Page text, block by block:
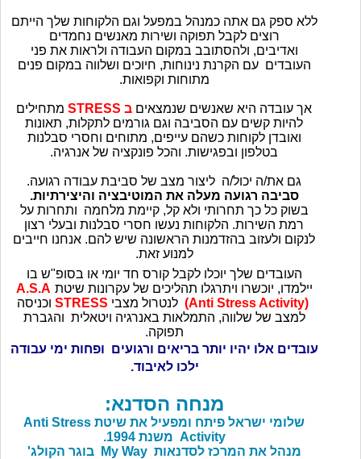
ללא ספק גם אתה כמנהל במפעל וגם הלקוחות שלך הייתם
רוצים לקבל תפוקה ושירות מאנשים נחמדים
ואדיבים, ולהסתובב במקום העבודה ולראות את פני
העובדים עם הקרנת נינוחות, חיוכים ושלווה במקום פנים
מתוחות וקפואות.
אך עובדה היא שאנשים שנמצאים ב STRESSמתחילים
להיות קשים עם הסביבה וגם גורמים לתקלות, תאונות
ואובדן לקוחות כשהם עייפים, מתוחים וחסרי סבלנות
בטלפון ובפגישות. והכל פונקציה של אנרגיה.
גם את/ה יכול/ה ליצור מצב של סביבת עבודה רגועה.
סביבה רגועה מעלה את המוטיבציה והיצירתיות.
בשוק כל כך תחרותי ולא קל, קיימת מלחמה ותחרות על
רמת השירות. הלקוחות נעשו חסרי סבלנות ובעלי רצון
לנקום ולעזוב בהזדמנות הראשונה שיש להם. אנחנו חייבים
למנוע זאת.
העובדים שלך יוכלו לקבל קורס חד יומי או בסופ"ש בו
יילמדו, יוכשרו ויתרגלו תהליכים של עקרונות שיטת
A.S.A
(Anti Stress Activity)לנטרול מצבי STRESSוכניסה
למצב של שלווה, התמלאות באנרגיה ויטאלית והגברת
תפוקה.
עובדים אלו יהיו יותר בריאים ורגועים ופחות ימי עבודה
ילכו לאיבוד.
מנחה הסדנא:
שלומי ישראל פיתח ומפעיל את שיטת Anti Stress
Activity משנת 1994.
מנהל את המרכז לסדנאות
My Way בוגר הקולג'